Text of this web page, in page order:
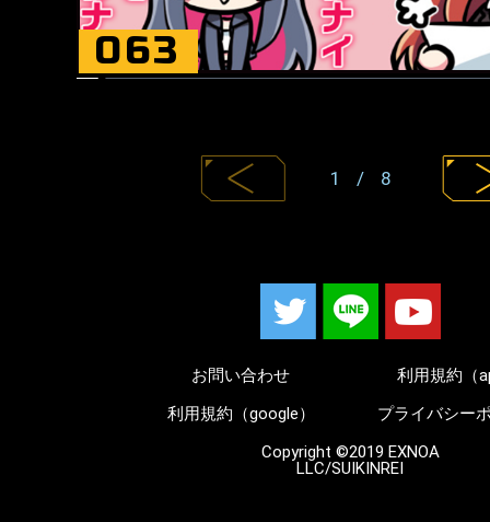
063
1 / 8
お問い合わせ
利用規約（
利用規約（google）
プライバシー
Copyright ©2019 EXNOA
LLC/SUIKINREI